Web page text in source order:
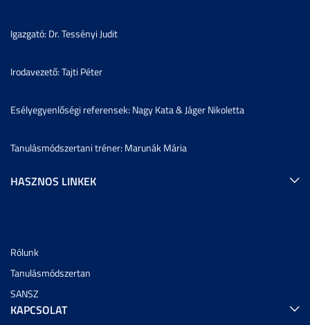
Igazgató: Dr. Tessényi Judit
Irodavezető: Tajti Péter
Esélyegyenlőségi referensek: Nagy Kata & Jáger Nikoletta
Tanulásmódszertani tréner: Marunák Mária
HASZNOS LINKEK
Rólunk
Tanulásmódszertan
SANSZ
KAPCSOLAT